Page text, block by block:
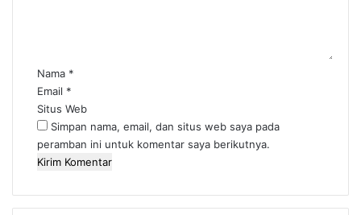
*Nama *
Email *
Situs Web
Simpan nama, email, dan situs web saya pada
peramban ini untuk komentar saya berikutnya.